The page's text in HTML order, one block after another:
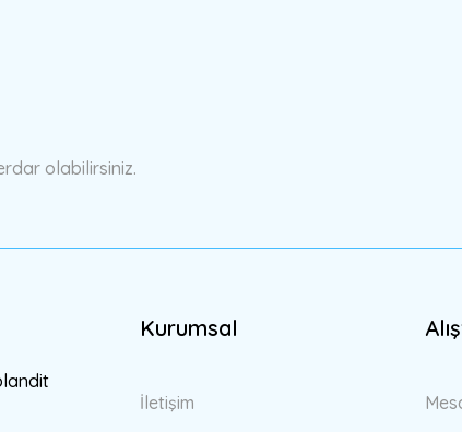
olabilirsiniz.
Kurumsal
İletişim